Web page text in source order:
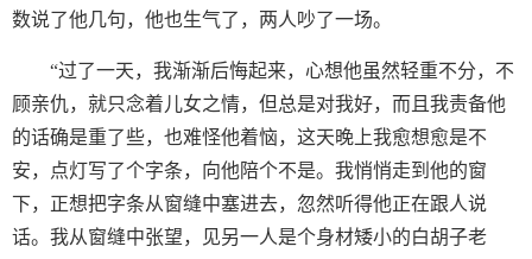
数说了他几句，他也生气了，两人吵了一场。
“过了一天，我渐渐后悔起来，心想他虽然轻重不分，不
顾亲仇，就只念着儿女之情，但总是对我好，而且我责备他
的话确是重了些，也难怪他着恼，这天晚上我愈想愈是不
安，点灯写了个字条，向他陪个不是。我悄悄走到他的窗
下，正想把字条从窗缝中塞进去，忽然听得他正在跟人说
话。我从窗缝中张望，见另一人是个身材矮小的白胡子老